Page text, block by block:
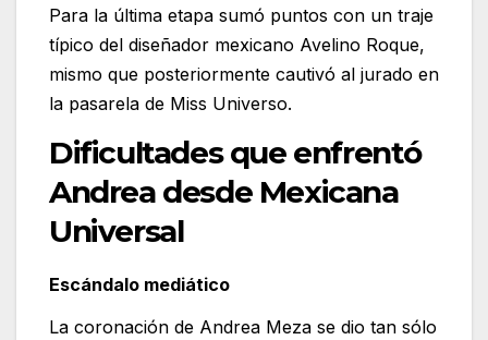
Para la última etapa sumó puntos con un traje
típico del diseñador mexicano Avelino Roque,
mismo que posteriormente cautivó al jurado en
la pasarela de Miss Universo.
Dificultades que enfrentó
Andrea desde Mexicana
Universal
Escándalo mediático
La coronación de Andrea Meza se dio tan sólo